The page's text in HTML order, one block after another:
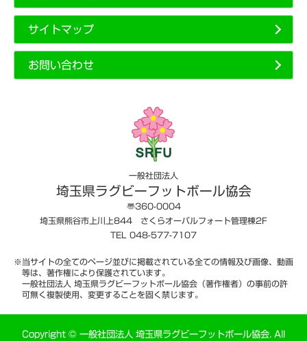
サイトマップ
お問い合わせ
一般社団法人
埼玉県ラグビーフットボール協会
〠360-0004
埼玉県熊谷市上川上844 さくらオーバルフォート管理棟2F
TEL 048-577-7107
※当サイトの全てのページ並びに掲載されている全ての情報及び画像、動画
等は、著作権により保護されています。
一般社団法人 埼玉県ラグビーフットボール協会（著作権者）の事前の許
可無く複製使用、変更することを固く禁じます。
Copyright © 一般社団法人 埼玉県ラグビーフットボール協会. All